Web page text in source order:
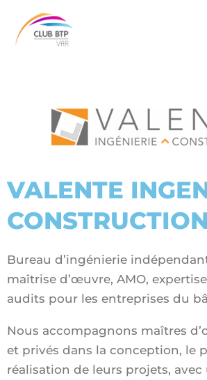
contenu
VALENTE
CONSTRUCTION
Bureau d’ingénierie
maîtrise d’œuvre, AMO,
audits pour les entreprises du
Nous accompagnons maîtres
et privés dans la conception, le
réalisation de leurs projets,